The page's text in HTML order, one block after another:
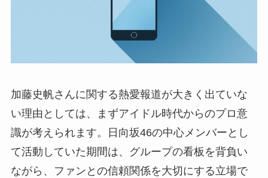
加藤史帆さんに関する熱愛報道が大きく出ていな
い理由としては、まずアイドル時代からのプロ意
識が考えられます。日向坂46の中心メンバーとし
て活動していた期間は、グループの看板を背負い
ながら、ファンとの信頼関係を大切にする立場で